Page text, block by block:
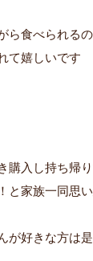
ら食べられる
て嬉しいです
購入し持ち帰
と家族一同思
好きな方は是